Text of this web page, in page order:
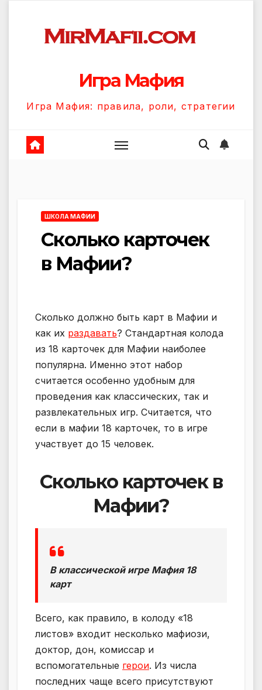
содержанию
Игра Мафия
Игра Мафия: правила, роли, стратегии
ШКОЛА МАФИИ
Сколько карточек
в Мафии?
Сколько должно быть карт в Мафии и
как их раздавать? Стандартная колода
из 18 карточек для Мафии наиболее
популярна. Именно этот набор
считается особенно удобным для
проведения как классических, так и
развлекательных игр. Считается, что
если в мафии 18 карточек, то в игре
участвует до 15 человек.
Сколько карточек в
Мафии?
В классической игре Мафия 18
карт
Всего, как правило, в колоду «18
листов» входит несколько мафиози,
доктор, дон, комиссар и
вспомогательные герои. Из числа
последних чаще всего присутствуют